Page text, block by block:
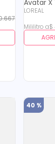
.667
Avatar X
LOREAL
Mililitro a$
40 %